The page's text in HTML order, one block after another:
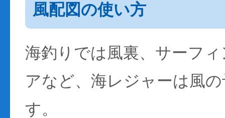
風配図の使い方
海釣りでは風裏、サーフ
アなど、海レジャーは風
す。